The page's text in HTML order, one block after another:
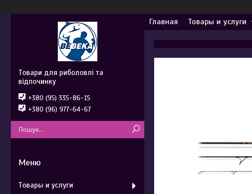
Главная Товары и услуги
Товари для риболовлі та
відпочинку
+380 (95) 335-86-15
+380 (96) 977-64-67
Товары и услуги